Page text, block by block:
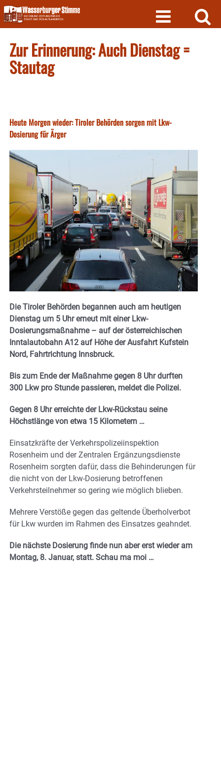
Skip
to
content
Zur Erinnerung: Auch Dienstag =
Stautag
Heute Morgen wieder: Tiroler Behörden sorgen mit Lkw-
Dosierung für Ärger
Die Tiroler Behörden begannen auch am heutigen
Dienstag um 5 Uhr erneut mit einer Lkw-
Dosierungsmaßnahme – auf der österreichischen
Inntalautobahn A12 auf Höhe der Ausfahrt Kufstein
Nord, Fahrtrichtung Innsbruck.
Bis zum Ende der Maßnahme gegen 8 Uhr durften
300 Lkw pro Stunde passieren, meldet die Polizei.
Gegen 8 Uhr erreichte der Lkw-Rückstau seine
Höchstlänge von etwa 15 Kilometern …
Einsatzkräfte der Verkehrspolizeiinspektion
Rosenheim und der Zentralen Ergänzungsdienste
Rosenheim sorgten dafür, dass die Behinderungen für
die nicht von der Lkw-Dosierung betroffenen
Verkehrsteilnehmer so gering wie möglich blieben.
Mehrere Verstöße gegen das geltende Überholverbot
für Lkw wurden im Rahmen des Einsatzes geahndet.
Die nächste Dosierung finde nun aber erst wieder am
Montag, 8. Januar, statt. Schau ma moi …